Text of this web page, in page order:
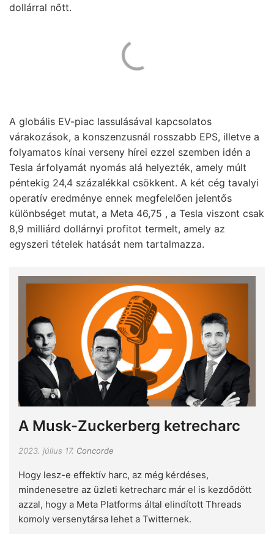
dollárral nőtt.
A globális EV-piac lassulásával kapcsolatos
várakozások, a konszenzusnál rosszabb EPS, illetve a
folyamatos kínai verseny hírei ezzel szemben idén a
Tesla árfolyamát nyomás alá helyezték, amely múlt
péntekig 24,4 százalékkal csökkent. A két cég tavalyi
operatív eredménye ennek megfelelően jelentős
különbséget mutat, a Meta 46,75 , a Tesla viszont csak
8,9 milliárd dollárnyi profitot termelt, amely az
egyszeri tételek hatását nem tartalmazza.
A Musk-Zuckerberg ketrecharc
2023. július 17. Concorde
Hogy lesz-e effektív harc, az még kérdéses,
mindenesetre az üzleti ketrecharc már el is kezdődött
azzal, hogy a Meta Platforms által elindított Threads
komoly versenytársa lehet a Twitternek.